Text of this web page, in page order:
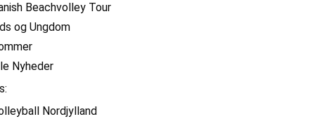
Beachvolley Tour
og Ungdom
Nyheder
Nordjylland